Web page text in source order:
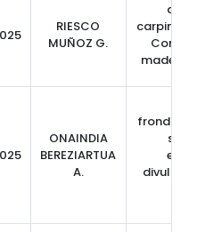
RIESCO
MUÑOZ G.
carpintería
madera,
ONAINDIA
BEREZIARTUA
A.